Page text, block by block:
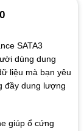
SATA3
dùng dung
liệu mà bạn yêu
đầy dung lượng
giúp ổ cứng